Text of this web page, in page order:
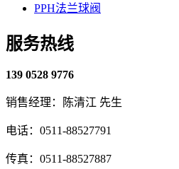
PPH法兰球阀
服务热线
139 0528 9776
销售经理：陈清江 先生
电话：0511-88527791
传真：0511-88527887